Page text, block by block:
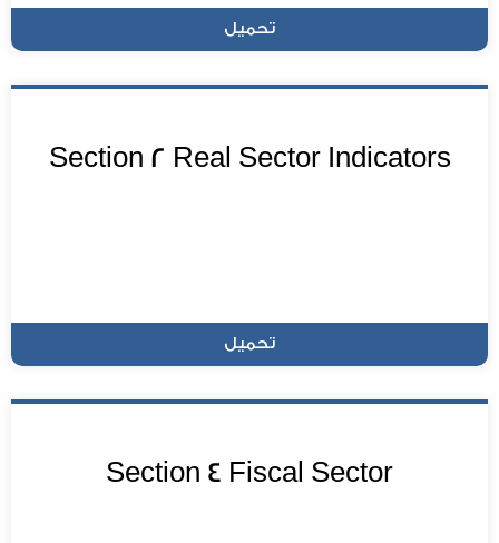
تحميل
Section 2 Real Sector Indicators
تحميل
Section 4 Fiscal Sector